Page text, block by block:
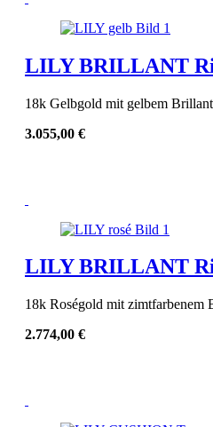
LILY BRILLANT
18k Gelbgold mit gelbem
3.055,00 €
LILY BRILLANT
18k Roségold mit zimtfarbenem
2.774,00 €